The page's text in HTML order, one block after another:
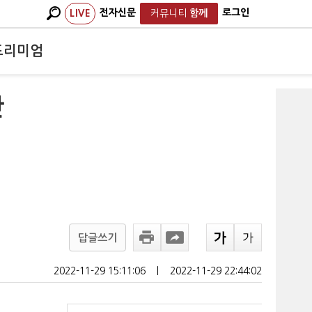
LIVE 전자신문 커뮤니티 함께 로그인
리미엄
답글쓰기
2022-11-29 15:11:06 2022-11-29 22:44:02